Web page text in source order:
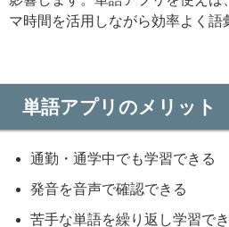
マ時間を活用しながら効率よく語
単語アプリのメリット
通勤・通学中でも学習できる
発音を音声で確認できる
苦手な単語を繰り返し学習で